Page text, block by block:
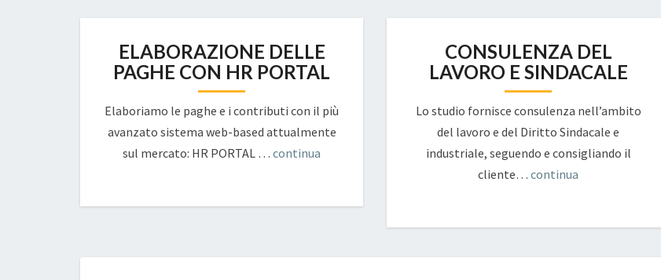
ELABORAZIONE DELLE
PAGHE CON HR PORTAL
Elaboriamo le paghe e i contributi con il più
avanzato sistema web-based attualmente
sul mercato: HR PORTAL … continua
CONSULENZA DEL
LAVORO E SINDACALE
Lo studio fornisce consulenza nell’ambito
del lavoro e del Diritto Sindacale e
industriale, seguendo e consigliando il
cliente… continua